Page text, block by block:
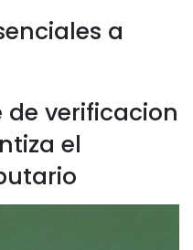
a
verificacion
el